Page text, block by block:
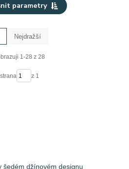
parametry
Nejdražší
1-28 z 28
strana z 1